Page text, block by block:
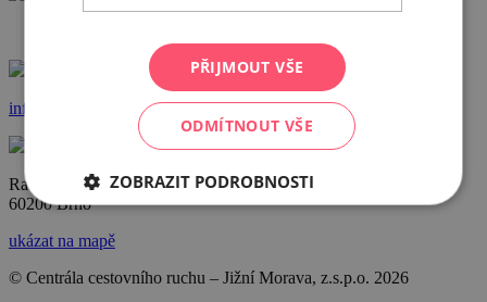
info@ccrjm.cz
Radnická 2
60200 Brno
ukázat na mapě
© Centrála cestovního ruchu – Jižní Morava, z.s.p.o. 2026
PŘIJMOUT VŠE
ODMÍTNOUT VŠE
ZOBRAZIT PODROBNOSTI